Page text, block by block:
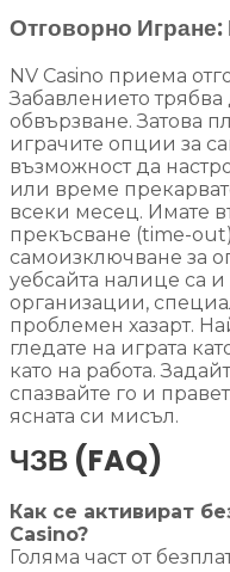
Отговорно
NV Casino приема
Забавлението
обвързване. Затова
играчите опции за
възможност да
или време
всеки месец. Имате
прекъсване (time-
самоизключване за
уебсайта налице са
организации,
проблемен хазарт.
гледате на играта
като на работа.
спазвайте го и
ясната си мисъл.
ЧЗВ (FAQ)
Как се активират
Casino?
Голяма част от